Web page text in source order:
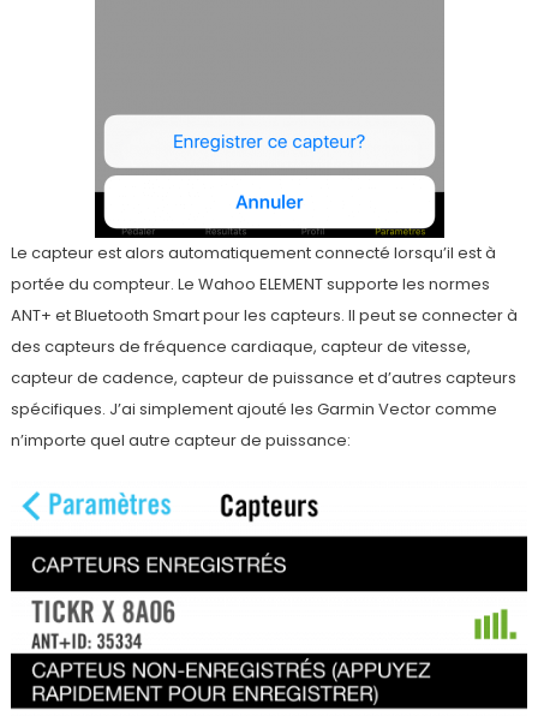
Le capteur est alors automatiquement connecté lorsqu’il est à
portée du compteur. Le Wahoo ELEMENT supporte les normes
ANT+ et Bluetooth Smart pour les capteurs. Il peut se connecter à
des capteurs de fréquence cardiaque, capteur de vitesse,
capteur de cadence, capteur de puissance et d’autres capteurs
spécifiques. J’ai simplement ajouté les Garmin Vector comme
n’importe quel autre capteur de puissance: